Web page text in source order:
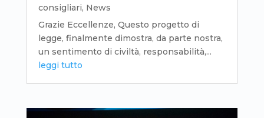
consigliari, News
Grazie Eccellenze, Questo progetto di
legge, finalmente dimostra, da parte nostra,
un sentimento di civiltà, responsabilità,...
leggi tutto